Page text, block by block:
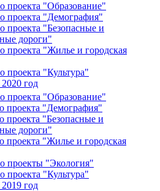
проекта "Образование"
проекта "Демография"
проекта "Безопасные и
дороги"
проекта "Жилье и городская
проекта "Культура"
год
проекта "Образование"
проекта "Демография"
проекта "Безопасные и
дороги"
проекта "Жилье и городская
проекты "Экология"
проекта "Культура"
год